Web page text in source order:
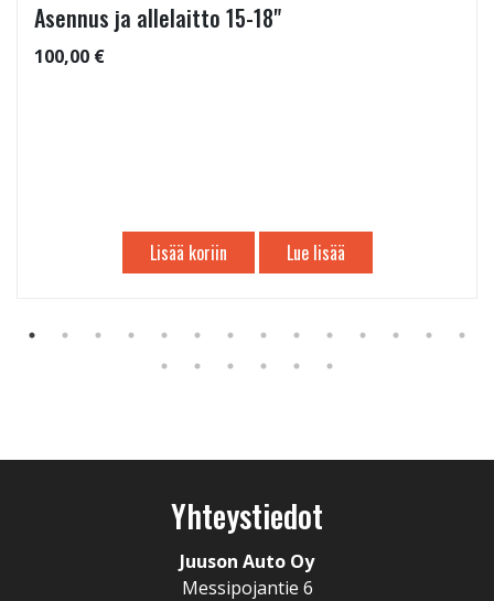
Asennus ja allelaitto 15-18"
100,00 €
Lisää koriin Lue lisää
Yhteystiedot
Juuson Auto Oy
Messipojantie 6